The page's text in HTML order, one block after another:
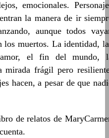
emocionales.
la manera de ir
aunque todos
los muertos. La identidad,
amor, el fin del mundo,
frágil pero
hacen, a pesar de que
de relatos de